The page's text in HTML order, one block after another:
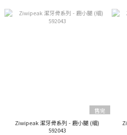
售完
Ziwipeak 潔牙骨系列 - 鹿小腿 (細)
592043